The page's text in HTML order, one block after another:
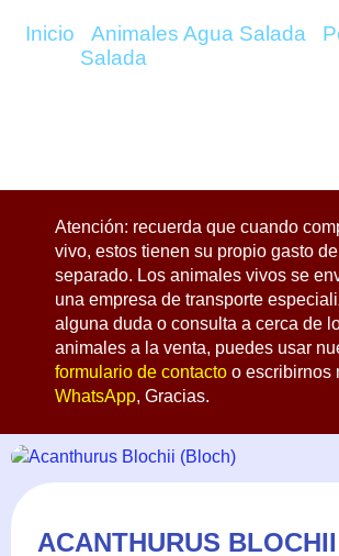
Inicio Animales Agua Salada
Salada
Atención: recuerda que cuando
vivo, estos tienen su propio gasto
separado. Los animales vivos se
una empresa de transporte
alguna duda o consulta a cerca de
animales a la venta, puedes usar
formulario de contacto o escribirnos
WhatsApp, Gracias.
ACANTHURUS